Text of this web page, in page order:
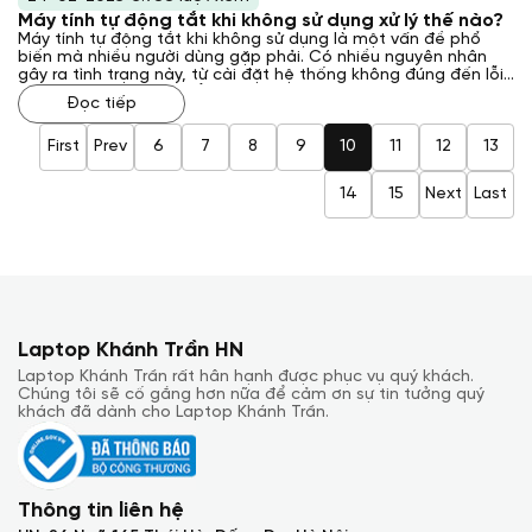
Máy tính tự động tắt khi không sử dụng xử lý thế nào?
Máy tính tự động tắt khi không sử dụng là một vấn đề phổ
biến mà nhiều người dùng gặp phải. Có nhiều nguyên nhân
gây ra tình trạng này, từ cài đặt hệ thống không đúng đến lỗi
phần cứng. Việc tìm hiểu và khắc phục sự cố này không chỉ
giúp máy tính hoạt động ổn định hơn mà còn bảo vệ dữ liệu
quan trọng của người dùng. Trong bài viết này, Laptop Khánh
Trần sẽ giải đáp cho bạn về các nguyên nhân phổ biến gây ra
hiện tượng máy tính tự động tắt và các biện pháp xử lý hiệu
Đọc tiếp
First Prev 6 7 8 9 10 11 12 13
14 15 Next Last
Laptop Khánh Trần HN
Laptop Khánh Trần rất hân hạnh được phục vụ quý khách.
Chúng tôi sẽ cố gắng hơn nữa để cảm ơn sự tin tưởng quý
khách đã dành cho Laptop Khánh Trần.
Thông tin liên hệ